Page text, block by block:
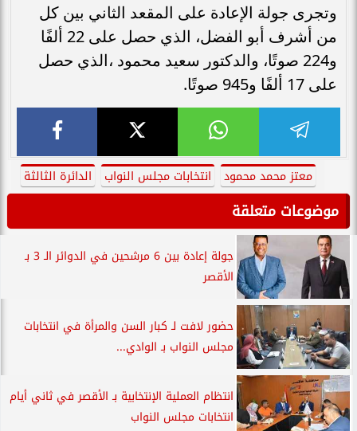
وتجرى جولة الإعادة على المقعد الثاني بين كل
من أشرف أبو الفضل، الذي حصل على 22 ألفًا
و224 صوتًا، والدكتور سعيد محمود ،الذي حصل
على 17 ألفًا و945 صوتًا.
معتز محمد محمود انتخابات مجلس النواب الدائرة الثالثة
موضوعات متعلقة
جولة إعادة بين 6 مرشحين في الدوائر الـ 3 بـ
الأقصر
حضور لافت لـ كبار السن والمرأة في انتخابات
مجلس النواب بـ الوادي...
انتظام العملية الإنتخابية بـ الأقصر في ثاني أيام
انتخابات مجلس النواب